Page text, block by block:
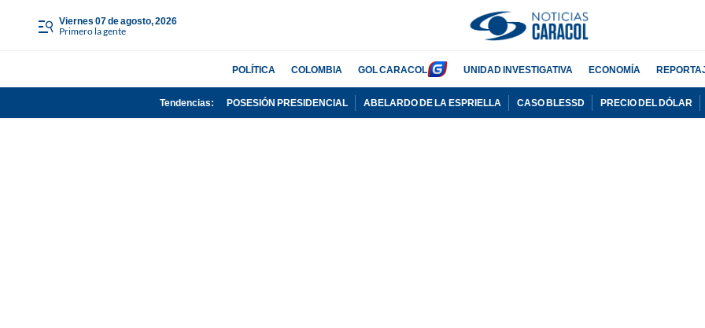
viernes 07 de agosto, 2026
Primero la gente
POLÍTICA COLOMBIA GOL CARACOL UNIDAD INVESTIGATIVA ECONOMÍA
Tendencias: POSESIÓN PRESIDENCIAL ABELARDO DE LA ESPRIELLA CASO BLESSD PRECIO DEL DÓLAR